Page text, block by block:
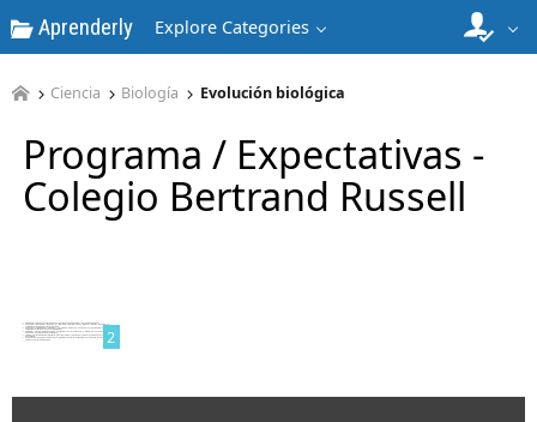
Aprenderly Explore Categories
Ciencia Biología Evolución biológica
Programa / Expectativas -
Colegio Bertrand Russell
2